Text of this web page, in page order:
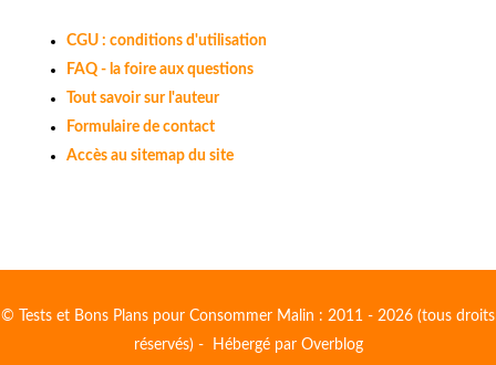
CGU : conditions d'utilisation
FAQ - la foire aux questions
Tout savoir sur l'auteur
Formulaire de contact
Accès au sitemap du site
© Tests et Bons Plans pour Consommer Malin : 2011 - 2026 (tous droits
réservés) - Hébergé par Overblog